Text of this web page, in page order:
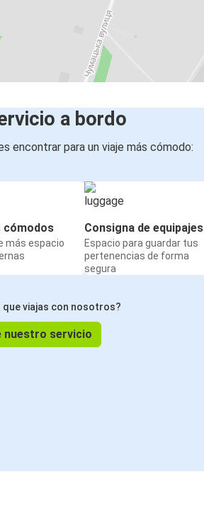
a bordo
encontrar para un viaje más cómodo:
cómodos
más espacio
Consigna de equipajes
Espacio para guardar tus
pertenencias de forma
segura
que viajas con nosotros?
nuestro servicio